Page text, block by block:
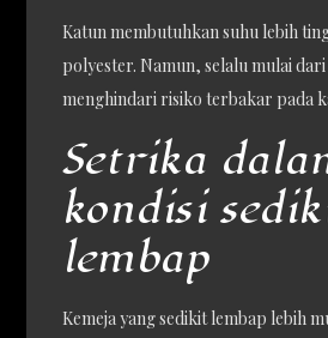
Katun membutuhkan suhu lebih
polyester. Namun, selalu mulai
menghindari risiko terbakar pada
Setrika
kondisi
lembap
Kemeja yang sedikit lembap lebih